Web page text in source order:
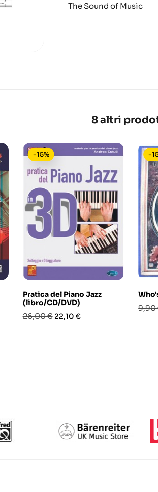
The Sound of Music
8 altri
Pratica del Piano Jazz
(libro/CD/DVD)
Prezzo
26,00 € Prezzo
22,10 €
-15%
9,90
-